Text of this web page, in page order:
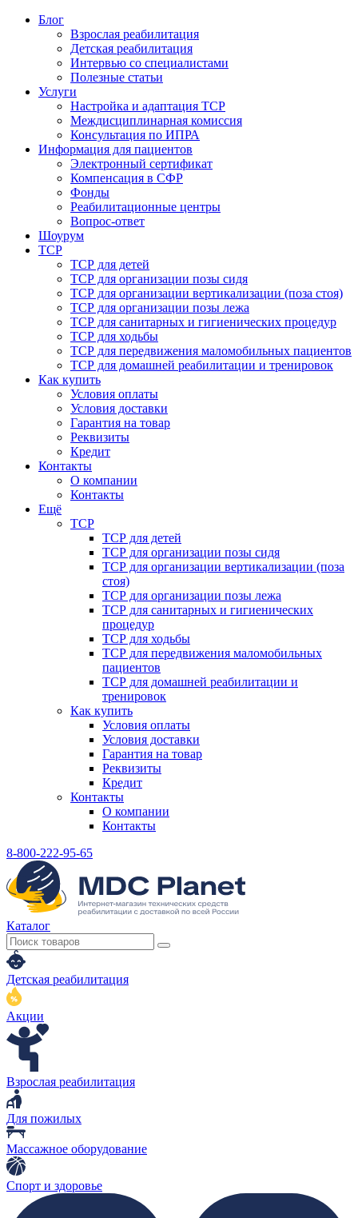
Блог
Взрослая реабилитация
Детская реабилитация
Интервью со специалистами
Полезные статьи
Услуги
Настройка и адаптация ТСР
Междисциплинарная комиссия
Консультация по ИПРА
Информация для пациентов
Электронный сертификат
Компенсация в СФР
Фонды
Реабилитационные центры
Вопрос-ответ
Шоурум
ТСР
ТСР для детей
ТСР для организации позы сидя
ТСР для организации вертикализации (поза стоя)
ТСР для организации позы лежа
ТСР для санитарных и гигиенических процедур
ТСР для ходьбы
ТСР для передвижения маломобильных пациентов
ТСР для домашней реабилитации и тренировок
Как купить
Условия оплаты
Условия доставки
Гарантия на товар
Реквизиты
Кредит
Контакты
О компании
Контакты
Ещё
ТСР
ТСР для детей
ТСР для организации позы сидя
ТСР для организации вертикализации (поза
стоя)
ТСР для организации позы лежа
ТСР для санитарных и гигиенических
процедур
ТСР для ходьбы
ТСР для передвижения маломобильных
пациентов
ТСР для домашней реабилитации и
тренировок
Как купить
Условия оплаты
Условия доставки
Гарантия на товар
Реквизиты
Кредит
Контакты
О компании
Контакты
8-800-222-95-65
Каталог
Детская реабилитация
Акции
Взрослая реабилитация
Для пожилых
Массажное оборудование
Спорт и здоровье